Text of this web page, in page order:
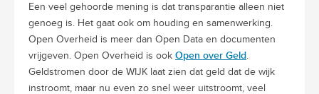
Een veel gehoorde mening is dat transparantie alleen niet
genoeg is. Het gaat ook om houding en samenwerking.
Open Overheid is meer dan Open Data en documenten
vrijgeven. Open Overheid is ook Open over Geld
Geldstromen door de WIJK laat zien dat geld dat de wijk
instroomt, maar nu even zo snel weer uitstroomt, veel